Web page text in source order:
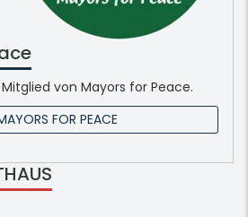
von Mayors for Peace.
FOR PEACE